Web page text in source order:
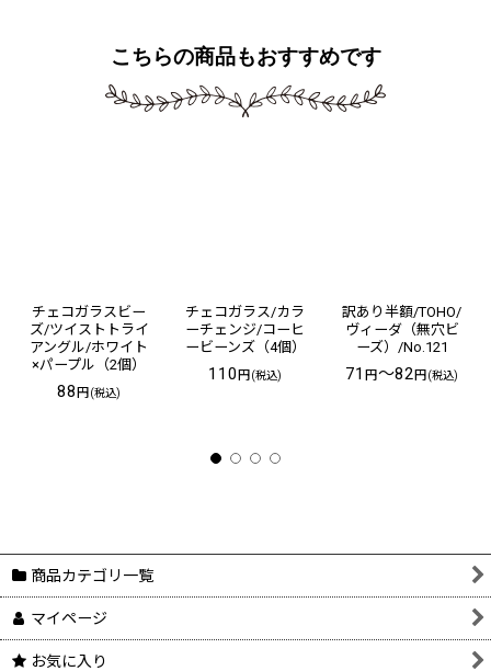
こちらの商品もおすすめです
チェコガラスビー
ズ/ツイストトライ
アングル/ホワイト
×パープル（2個）
88円(税込)
チェコガラス/カラ
ーチェンジ/コーヒ
ービーンズ（4個）
110円(税込)
訳あり半額/TOHO/
ヴィーダ（無穴ビ
ーズ）/No.121
71円～82円(税込)
商品カテゴリ一覧
マイページ
お気に入り